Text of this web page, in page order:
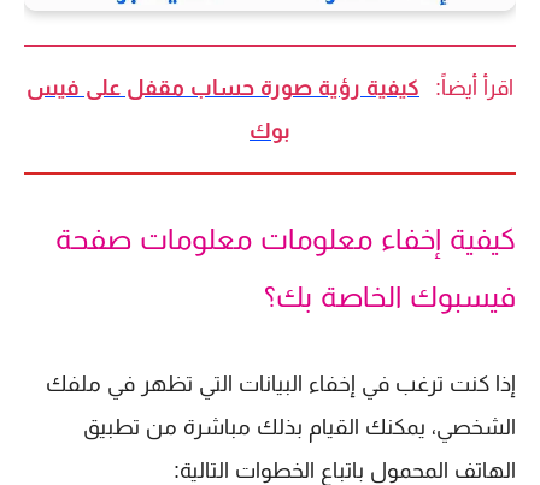
اقرأ أيضاً:
كيفية رؤية صورة حساب مقفل على فيس
بوك
كيفية إخفاء معلومات معلومات صفحة
فيسبوك الخاصة بك؟
إذا كنت ترغب في إخفاء البيانات التي تظهر في ملفك
الشخصي، يمكنك القيام بذلك مباشرة من تطبيق
الهاتف المحمول باتباع الخطوات التالية: